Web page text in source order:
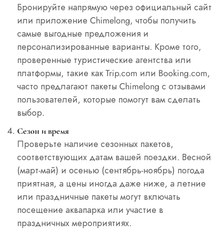
Бронируйте напрямую через официальный сайт
или приложение Chimelong, чтобы получить
самые выгодные предложения и
персонализированные варианты. Кроме того,
проверенные туристические агентства или
платформы, такие как Trip.com или Booking.com,
часто предлагают пакеты Chimelong с отзывами
пользователей, которые помогут вам сделать
выбор.
Сезон и время
Проверьте наличие сезонных пакетов,
соответствующих датам вашей поездки. Весной
(март-май) и осенью (сентябрь-ноябрь) погода
приятная, а цены иногда даже ниже, а летние
или праздничные пакеты могут включать
посещение аквапарка или участие в
праздничных мероприятиях.